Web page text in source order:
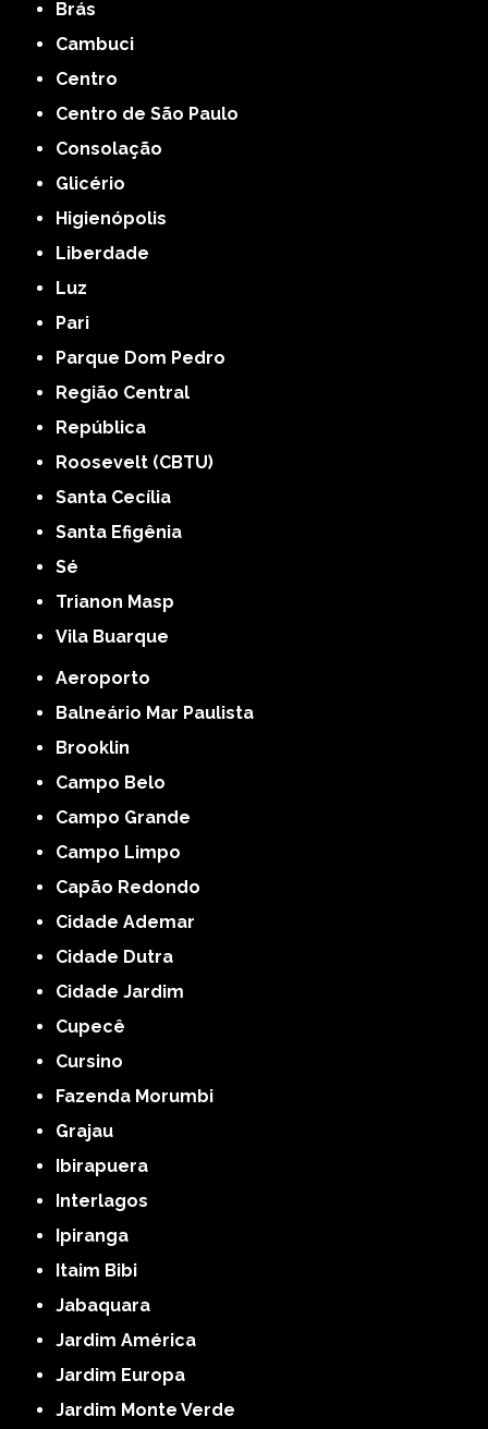
Brás
Cambuci
Centro
Centro de São Paulo
Consolação
Glicério
Higienópolis
Liberdade
Luz
Pari
Parque Dom Pedro
Região Central
República
Roosevelt (CBTU)
Santa Cecília
Santa Efigênia
Sé
Trianon Masp
Vila Buarque
Aeroporto
Balneário Mar Paulista
Brooklin
Campo Belo
Campo Grande
Campo Limpo
Capão Redondo
Cidade Ademar
Cidade Dutra
Cidade Jardim
Cupecê
Cursino
Fazenda Morumbi
Grajau
Ibirapuera
Interlagos
Ipiranga
Itaim Bibi
Jabaquara
Jardim América
Jardim Europa
Jardim Monte Verde